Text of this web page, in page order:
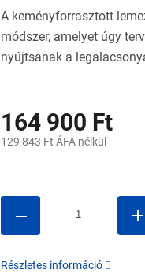
164 900 Ft
129 843 Ft ÁFA nélkül
A keményforrasztott
módszer, amelyet úgy
nyújtsanak a
Részletes információ